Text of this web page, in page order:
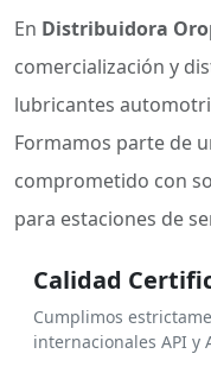
En Distribuidora
comercialización y
lubricantes
Formamos parte de
comprometido con
para estaciones de
Calidad
Cumplimos
internacionales API y